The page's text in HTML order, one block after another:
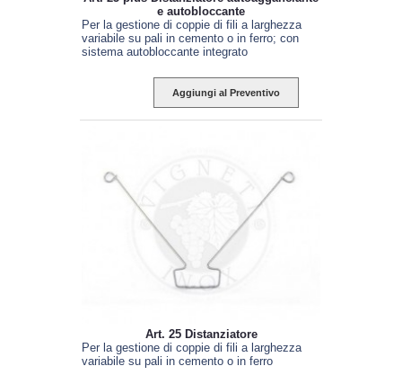
e autobloccante
Per la gestione di coppie di fili a larghezza
variabile su pali in cemento o in ferro; con
sistema autobloccante integrato
Aggiungi al Preventivo
Art. 25 Distanziatore
Per la gestione di coppie di fili a larghezza
variabile su pali in cemento o in ferro